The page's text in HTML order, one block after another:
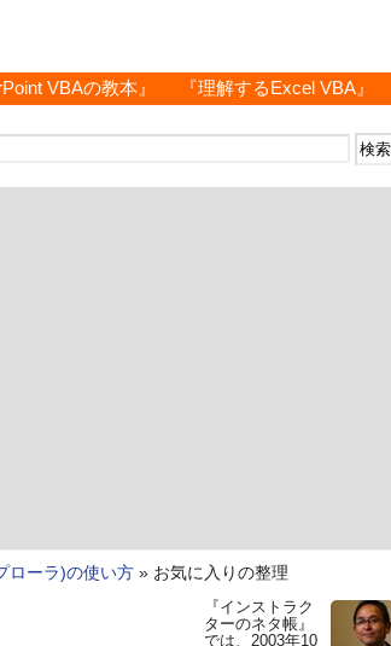
VBAの教本』 『理解するExcel VBA』
ローラ)の使い方 » お気に入りの整理
『インストラク
ターのネタ帳』
では、2003年10